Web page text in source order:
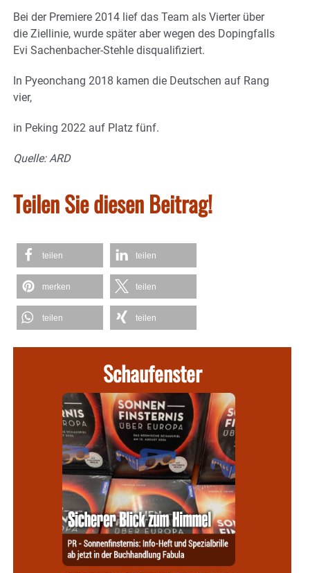
Bei der Premiere 2014 lief das Team als Vierter über
die Ziellinie, wurde später aber wegen des Dopingfalls
Evi Sachenbacher-Stehle disqualifiziert.
In Pyeonchang 2018 kamen die Deutschen auf Rang
vier,
in Peking 2022 auf Platz fünf.
Quelle: ARD
Teilen Sie diesen Beitrag!
teilen teilen
merken teilen
teilen teilen
Schaufenster